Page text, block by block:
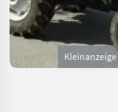
Kleinanzeige